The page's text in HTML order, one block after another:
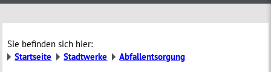
Sie befinden sich hier:
Startseite
Stadtwerke Abfallentsorgung